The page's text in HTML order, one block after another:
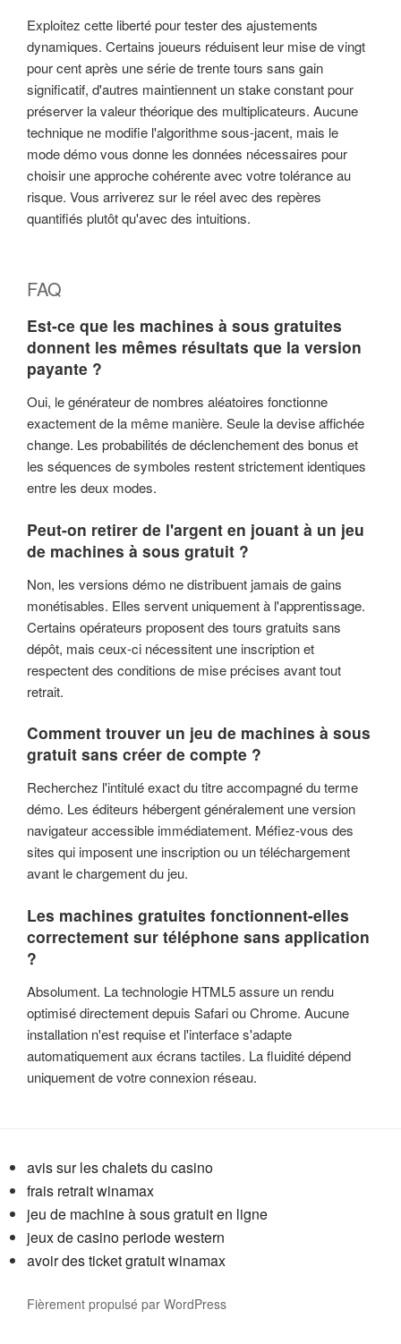
Exploitez cette liberté pour tester des ajustements
dynamiques. Certains joueurs réduisent leur mise de vingt
pour cent après une série de trente tours sans gain
significatif, d'autres maintiennent un stake constant pour
préserver la valeur théorique des multiplicateurs. Aucune
technique ne modifie l'algorithme sous-jacent, mais le
mode démo vous donne les données nécessaires pour
choisir une approche cohérente avec votre tolérance au
risque. Vous arriverez sur le réel avec des repères
quantifiés plutôt qu'avec des intuitions.
FAQ
Est-ce que les machines à sous gratuites
donnent les mêmes résultats que la version
payante ?
Oui, le générateur de nombres aléatoires fonctionne
exactement de la même manière. Seule la devise affichée
change. Les probabilités de déclenchement des bonus et
les séquences de symboles restent strictement identiques
entre les deux modes.
Peut-on retirer de l'argent en jouant à un jeu
de machines à sous gratuit ?
Non, les versions démo ne distribuent jamais de gains
monétisables. Elles servent uniquement à l'apprentissage.
Certains opérateurs proposent des tours gratuits sans
dépôt, mais ceux-ci nécessitent une inscription et
respectent des conditions de mise précises avant tout
retrait.
Comment trouver un jeu de machines à sous
gratuit sans créer de compte ?
Recherchez l'intitulé exact du titre accompagné du terme
démo. Les éditeurs hébergent généralement une version
navigateur accessible immédiatement. Méfiez-vous des
sites qui imposent une inscription ou un téléchargement
avant le chargement du jeu.
Les machines gratuites fonctionnent-elles
correctement sur téléphone sans application
?
Absolument. La technologie HTML5 assure un rendu
optimisé directement depuis Safari ou Chrome. Aucune
installation n'est requise et l'interface s'adapte
automatiquement aux écrans tactiles. La fluidité dépend
uniquement de votre connexion réseau.
avis sur les chalets du casino
frais retrait winamax
jeu de machine à sous gratuit en ligne
jeux de casino periode western
avoir des ticket gratuit winamax
Fièrement propulsé par WordPress